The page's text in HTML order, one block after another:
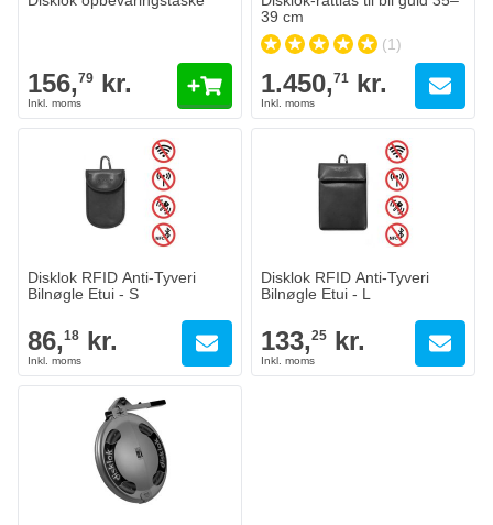
156,79 kr.
39 cm
(1)
1.450,71 kr.
Disklok RFID Anti-Tyveri
Bilnøgle Etui - S
86,18 kr.
Disklok RFID Anti-Tyveri
Bilnøgle Etui - L
133,25 kr.